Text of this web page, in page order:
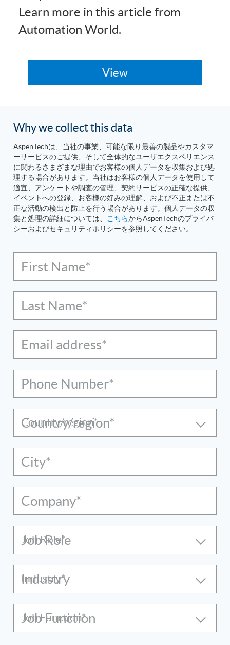
Learn more in this article from
Automation World.
Why we collect this data
AspenTechは、当社の事業、可能な限り最善の製品やカスタマ
ーサービスのご提供、そして全体的なユーザエクスペリエンス
に関わるさまざまな理由でお客様の個人データを収集および処
理する場合があります。当社はお客様の個人データを使用して
適宜、アンケートや調査の管理、契約サービスの正確な提供、
イベントへの登録、お客様の好みの理解、および不正または不
正な活動の検出と防止を行う場合があります。個人データの収
集と処理の詳細については、
こちらからAspenTechのプライバ
シーおよびセキュリティポリシーを参照してください。
First Name*
Last Name*
Email address*
Phone Number*
Country/region*
City*
Company*
Job Role
Industry
Job Function